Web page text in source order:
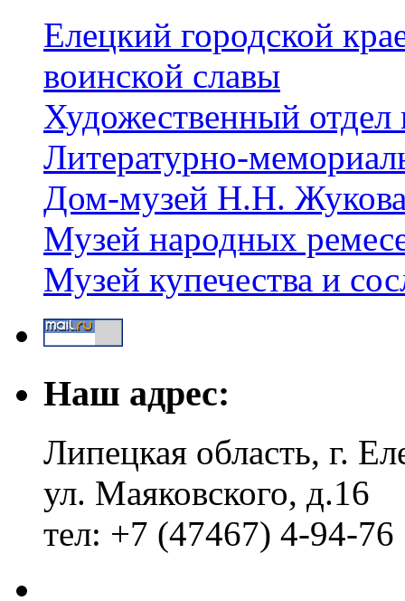
Елецкий городской
воинской славы
Художественный отдел
Литературно-
Дом-музей Н.Н.
Музей народных
Музей купечества и
Наш адрес:
Липецкая область, г.
ул. Маяковского, д.16
тел: +7 (47467) 4-94-76